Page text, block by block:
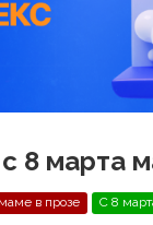
8 марта
в прозе С 8